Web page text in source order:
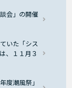
会」の開催
いた「シス
、１１月３
度潮風祭」